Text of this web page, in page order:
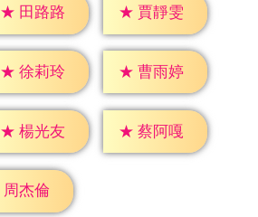
★ 田路路 ★ 賈靜雯
★ 徐莉玲 ★ 曹雨婷
★ 楊光友 ★ 蔡阿嘎
周杰倫